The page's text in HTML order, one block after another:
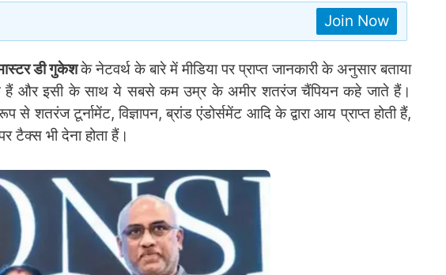
Join Now
डी गुकेशके नेटवर्थ के बारे में मीडिया पर प्राप्त जानकारी के अनुसार बताया
हैं और इसी के साथ ये सबसे कम उम्र के अमीर शतरंज चैंपियन कहे जाते हैं।
टूर्नामेंट, विज्ञापन, ब्रांड एंडोर्समेंट आदि के द्वारा आय प्राप्त होती हैं,
टैक्स भी देना होता हैं।